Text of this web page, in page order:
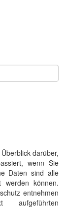
darüber,
wenn Sie
Daten sind alle
werden können.
entnehmen